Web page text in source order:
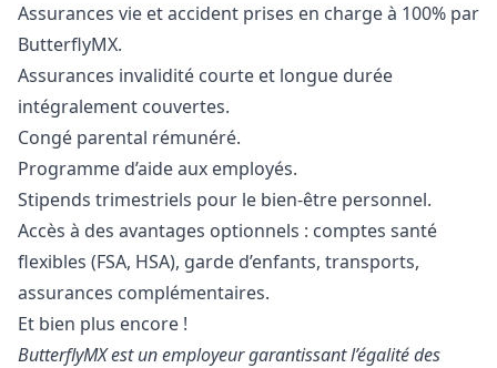
Assurances vie et accident prises en charge à 100% par
ButterflyMX.
Assurances invalidité courte et longue durée
intégralement couvertes.
Congé parental rémunéré.
Programme d’aide aux employés.
Stipends trimestriels pour le bien-être personnel.
Accès à des avantages optionnels : comptes santé
flexibles (FSA, HSA), garde d’enfants, transports,
assurances complémentaires.
Et bien plus encore !
ButterflyMX est un employeur garantissant l’égalité des